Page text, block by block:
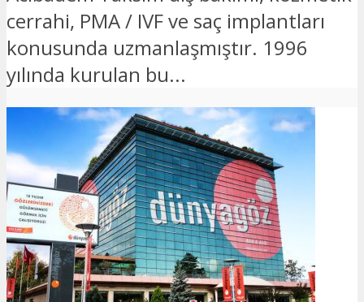
cerrahi, PMA / IVF ve saç implantları
konusunda uzmanlaşmıştır. 1996
yılında kurulan bu...